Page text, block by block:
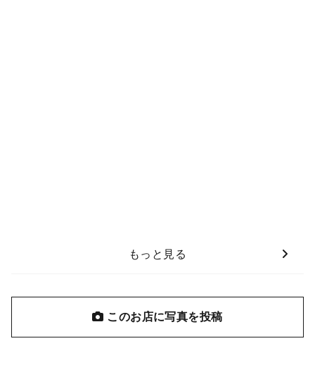
もっと見る
このお店に写真を投稿